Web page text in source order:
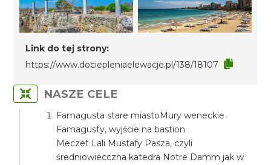
Link do tej strony:
https://www.dociepleniaelewacje.pl/138/18107
NASZE CELE
Famagusta stare miastoMury weneckie
Famagusty, wyjście na bastion
Meczet Lali Mustafy Pasza, czyli
średniowiecczna katedra Notre Damm jak w